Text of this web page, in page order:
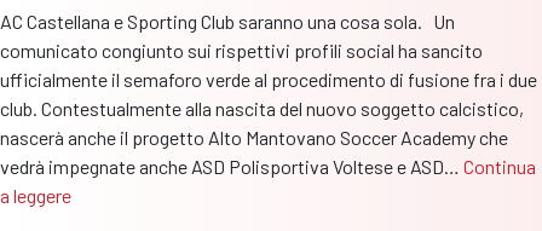
AC Castellana e Sporting Club saranno una cosa sola. Un
comunicato congiunto sui rispettivi profili social ha sancito
ufficialmente il semaforo verde al procedimento di fusione fra i due
club. Contestualmente alla nascita del nuovo soggetto calcistico,
nascerà anche il progetto Alto Mantovano Soccer Academy che
vedrà impegnate anche ASD Polisportiva Voltese e ASD… Continua
a leggereSemaforo